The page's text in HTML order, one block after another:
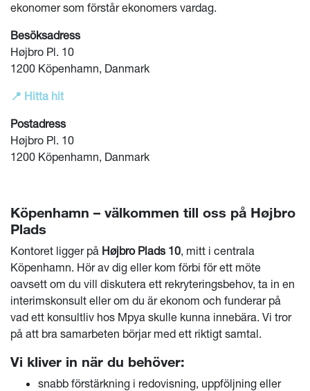
ekonomer som förstår ekonomers vardag.
Besöksadress
Højbro Pl. 10
1200 Köpenhamn, Danmark
📍 Hitta hit
Postadress
Højbro Pl. 10
1200 Köpenhamn, Danmark
Köpenhamn – välkommen till oss på Højbro
Plads
Kontoret ligger på Højbro Plads 10, mitt i centrala
Köpenhamn. Hör av dig eller kom förbi för ett möte
oavsett om du vill diskutera ett rekryteringsbehov, ta in en
interimskonsult eller om du är ekonom och funderar på
vad ett konsultliv hos Mpya skulle kunna innebära. Vi tror
på att bra samarbeten börjar med ett riktigt samtal.
Vi kliver in när du behöver:
snabb förstärkning i redovisning, uppföljning eller